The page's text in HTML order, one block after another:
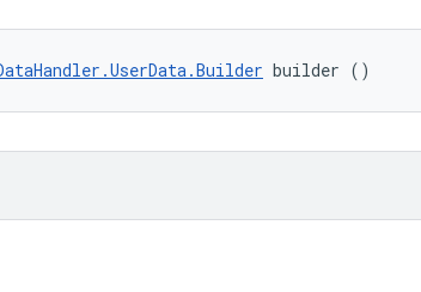
builder ()